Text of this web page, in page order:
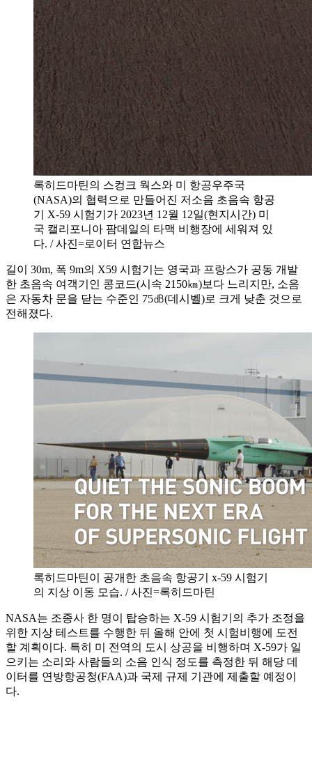
록히드마틴의 스컹크 웍스와 미 항공우주국
(NASA)의 협력으로 만들어진 저소음 초음속 항공
기 X-59 시험기가 2023년 12월 12일(현지시간) 미
국 캘리포니아 팜데일의 타맥 비행장에 세워져 있
다. / 사진=로이터 연합뉴스
길이 30m, 폭 9m의 X59 시험기는 영국과 프랑스가 공동 개발
한 초음속 여객기인 콩코드(시속 2150㎞)보다 느리지만, 소음
은 자동차 문을 닫는 수준인 75㏈(데시벨)로 크게 낮춘 것으로
전해졌다.
록히드마틴이 공개한 초음속 항공기 x-59 시험기
의 지상 이동 모습. / 사진=록히드마틴
NASA는 조종사 한 명이 탑승하는 X-59 시험기의 추가 조정을
위한 지상 테스트를 수행한 뒤 올해 안에 첫 시험비행에 도전
할 계획이다. 특히 미 전역의 도시 상공을 비행하며 X-59가 일
으키는 소리와 사람들의 소음 인식 정도를 측정한 뒤 해당 데
이터를 연방항공청(FAA)과 국제 규제 기관에 제출할 예정이
다.